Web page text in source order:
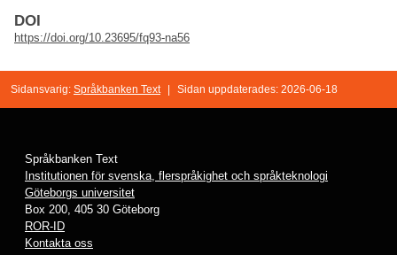
DOI
https://doi.org/10.23695/fq93-na56
Sidansvarig: Språkbanken Text Sidan uppdaterades: 2026-06-18
Språkbanken Text
Institutionen för svenska, flerspråkighet och språkteknologi
Göteborgs universitet
Box 200, 405 30 Göteborg
ROR-ID
Kontakta oss